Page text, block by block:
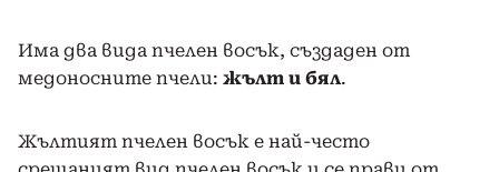
Има два вида пчелен восък, създаден от
медоносните пчели: жълт и бял.
Жълтият пчелен восък е най-често